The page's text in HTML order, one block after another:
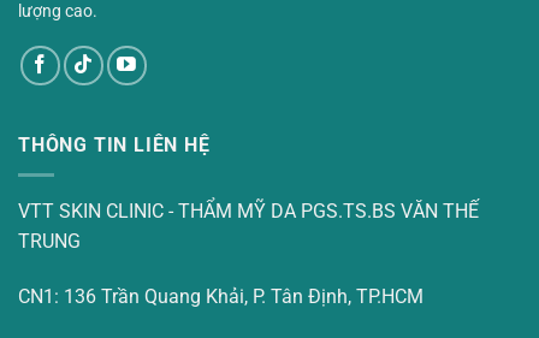
lượng cao.
THÔNG TIN LIÊN HỆ
VTT SKIN CLINIC - THẨM MỸ DA PGS.TS.BS VĂN THẾ
TRUNG
CN1: 136 Trần Quang Khải, P. Tân Định, TP.HCM